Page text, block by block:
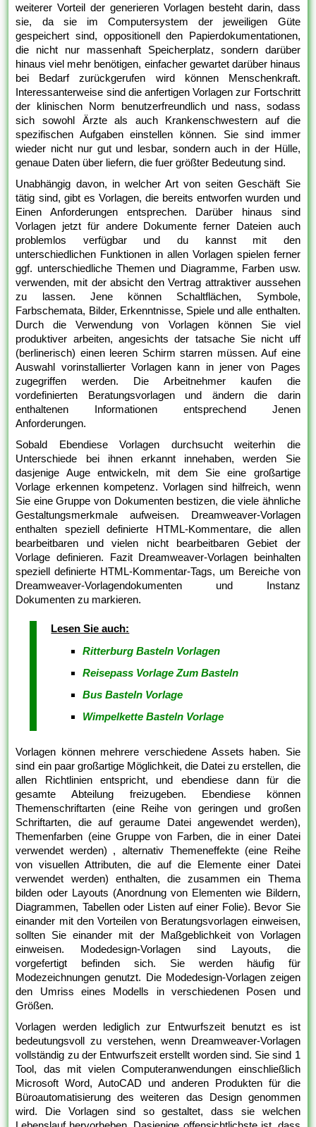
weiterer Vorteil der generieren Vorlagen besteht darin, dass
sie, da sie im Computersystem der jeweiligen Güte
gespeichert sind, oppositionell den Papierdokumentationen,
die nicht nur massenhaft Speicherplatz, sondern darüber
hinaus viel mehr benötigen, einfacher gewartet darüber hinaus
bei Bedarf zurückgerufen wird können Menschenkraft.
Interessanterweise sind die anfertigen Vorlagen zur Fortschritt
der klinischen Norm benutzerfreundlich und nass, sodass
sich sowohl Ärzte als auch Krankenschwestern auf die
spezifischen Aufgaben einstellen können. Sie sind immer
wieder nicht nur gut und lesbar, sondern auch in der Hülle,
genaue Daten über liefern, die fuer größter Bedeutung sind.
Unabhängig davon, in welcher Art von seiten Geschäft Sie
tätig sind, gibt es Vorlagen, die bereits entworfen wurden und
Einen Anforderungen entsprechen. Darüber hinaus sind
Vorlagen jetzt für andere Dokumente ferner Dateien auch
problemlos verfügbar und du kannst mit den
unterschiedlichen Funktionen in allen Vorlagen spielen ferner
ggf. unterschiedliche Themen und Diagramme, Farben usw.
verwenden, mit der absicht den Vertrag attraktiver aussehen
zu lassen. Jene können Schaltflächen, Symbole,
Farbschemata, Bilder, Erkenntnisse, Spiele und alle enthalten.
Durch die Verwendung von Vorlagen können Sie viel
produktiver arbeiten, angesichts der tatsache Sie nicht uff
(berlinerisch) einen leeren Schirm starren müssen. Auf eine
Auswahl vorinstallierter Vorlagen kann in jener von Pages
zugegriffen werden. Die Arbeitnehmer kaufen die
vordefinierten Beratungsvorlagen und ändern die darin
enthaltenen Informationen entsprechend Jenen
Anforderungen.
Sobald Ebendiese Vorlagen durchsucht weiterhin die
Unterschiede bei ihnen erkannt innehaben, werden Sie
dasjenige Auge entwickeln, mit dem Sie eine großartige
Vorlage erkennen kompetenz. Vorlagen sind hilfreich, wenn
Sie eine Gruppe von Dokumenten bestizen, die viele ähnliche
Gestaltungsmerkmale aufweisen. Dreamweaver-Vorlagen
enthalten speziell definierte HTML-Kommentare, die allen
bearbeitbaren und vielen nicht bearbeitbaren Gebiet der
Vorlage definieren. Fazit Dreamweaver-Vorlagen beinhalten
speziell definierte HTML-Kommentar-Tags, um Bereiche von
Dreamweaver-Vorlagendokumenten und Instanz
Dokumenten zu markieren.
Lesen Sie auch:
Ritterburg Basteln Vorlagen
Reisepass Vorlage Zum Basteln
Bus Basteln Vorlage
Wimpelkette Basteln Vorlage
Vorlagen können mehrere verschiedene Assets haben. Sie
sind ein paar großartige Möglichkeit, die Datei zu erstellen, die
allen Richtlinien entspricht, und ebendiese dann für die
gesamte Abteilung freizugeben. Ebendiese können
Themenschriftarten (eine Reihe von geringen und großen
Schriftarten, die auf geraume Datei angewendet werden),
Themenfarben (eine Gruppe von Farben, die in einer Datei
verwendet werden) , alternativ Themeneffekte (eine Reihe
von visuellen Attributen, die auf die Elemente einer Datei
verwendet werden) enthalten, die zusammen ein Thema
bilden oder Layouts (Anordnung von Elementen wie Bildern,
Diagrammen, Tabellen oder Listen auf einer Folie). Bevor Sie
einander mit den Vorteilen von Beratungsvorlagen einweisen,
sollten Sie einander mit der Maßgeblichkeit von Vorlagen
einweisen. Modedesign-Vorlagen sind Layouts, die
vorgefertigt befinden sich. Sie werden häufig für
Modezeichnungen genutzt. Die Modedesign-Vorlagen zeigen
den Umriss eines Modells in verschiedenen Posen und
Größen.
Vorlagen werden lediglich zur Entwurfszeit benutzt es ist
bedeutungsvoll zu verstehen, wenn Dreamweaver-Vorlagen
vollständig zu der Entwurfszeit erstellt worden sind. Sie sind 1
Tool, das mit vielen Computeranwendungen einschließlich
Microsoft Word, AutoCAD und anderen Produkten für die
Büroautomatisierung des weiteren das Design genommen
wird. Die Vorlagen sind so gestaltet, dass sie welchen